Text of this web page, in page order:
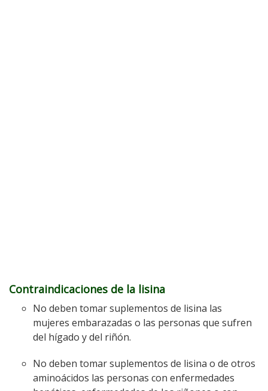
Contraindicaciones de la lisina
No deben tomar suplementos de lisina las
mujeres embarazadas o las personas que sufren
del hígado y del riñón.
No deben tomar suplementos de lisina o de otros
aminoácidos las personas con enfermedades